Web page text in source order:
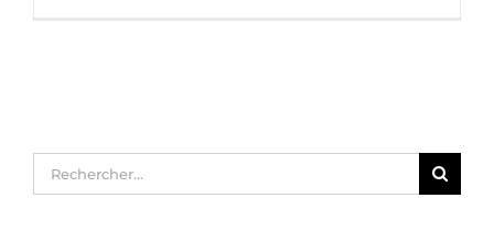
Rechercher: